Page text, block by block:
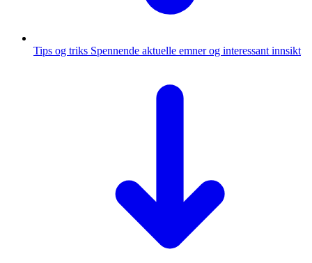
Tips og triks Spennende aktuelle emner og interessant innsikt